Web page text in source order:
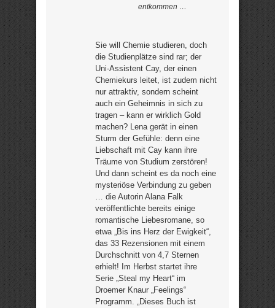
entkommen …
Sie will Chemie studieren, doch
die Studienplätze sind rar; der
Uni-Assistent Cay, der einen
Chemiekurs leitet, ist zudem nicht
nur attraktiv, sondern scheint
auch ein Geheimnis in sich zu
tragen – kann er wirklich Gold
machen? Lena gerät in einen
Sturm der Gefühle: denn eine
Liebschaft mit Cay kann ihre
Träume von Studium zerstören!
Und dann scheint es da noch eine
mysteriöse Verbindung zu geben
… die Autorin Alana Falk
veröffentlichte bereits einige
romantische Liebesromane, so
etwa „Bis ins Herz der Ewigkeit“,
das 33 Rezensionen mit einem
Durchschnitt von 4,7 Sternen
erhielt! Im Herbst startet ihre
Serie „Steal my Heart“ im
Droemer Knaur „Feelings“
Programm. „Dieses Buch ist